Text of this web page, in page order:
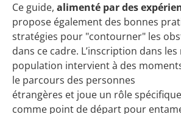
Ce guide, alimenté par des
propose également des bonnes
stratégies pour "contourner" les
dans ce cadre. L’inscription dans
population intervient à des
le parcours des personnes
étrangères et joue un rôle
comme point de départ pour